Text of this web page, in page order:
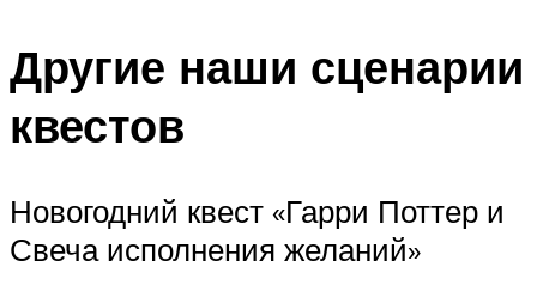
Другие наши сценарии
квестов
Новогодний квест «Гарри Поттер и
Свеча исполнения желаний»